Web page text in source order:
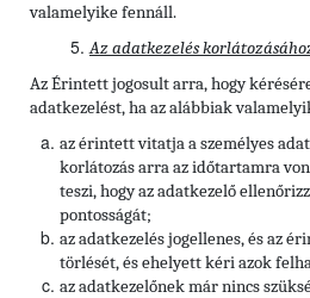
valamelyike fennáll.
Az adatkezelés
Az Érintett jogosult arra, hogy
adatkezelést, ha az alábbiak
az érintett vitatja a személyes
korlátozás arra az időtartamra
teszi, hogy az adatkezelő
pontosságát;
az adatkezelés jogellenes, és az
törlését, és ehelyett kéri azok
az adatkezelőnek már nincs